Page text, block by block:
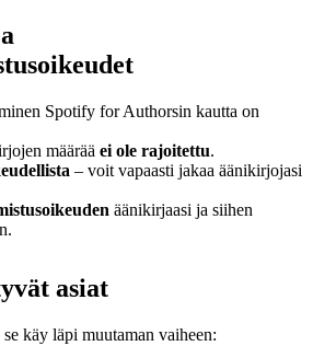
Spotify for Authorsin kautta on
määrää ei ole rajoitettu.
– voit vapaasti jakaa äänikirjojasi
äänikirjaasi ja siihen
asiat
käy läpi muutaman vaiheen: